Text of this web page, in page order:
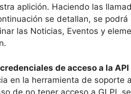
aplición. Haciendo las
se detallan, se podrá
las Noticias, Eventos y
credenciales de acceso a la API
en la herramienta de soporte
de no tener acceso a GLPI,